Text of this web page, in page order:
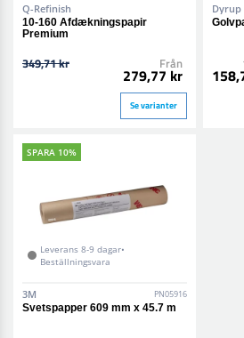
Q-Refinish
10-160 Afdækningspapir
Premium
349,71 kr Från
279,77 kr
Se varianter
Dyrup
SPARA 10%
Leverans 8-9 dagar•
Beställningsvara
3M PN05916
Svetspapper 609 mm x 45.7 m